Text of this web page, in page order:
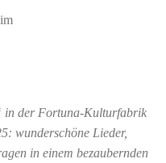
in der Fortuna-Kulturfabrik
wunderschöne Lieder,
in einem bezaubernden